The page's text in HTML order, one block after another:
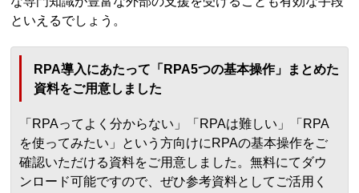
といえるでしょう。
RPA導入にあたって「RPA5つの基本操作」まとめた
資料をご用意しました
「RPAってよく分からない」「RPAは難しい」「RPA
を使ってみたい」という方向けにRPAの基本操作をご
確認いただける資料をご用意しました。無料にてダウ
ンロード可能ですので、ぜひ参考資料としてご活用く